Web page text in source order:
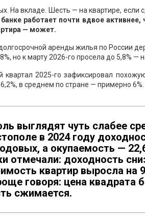
На вкладе. Шесть — на квартире, если
работает почти вдвое
— может.
аренды жилья по России
но к марту 2026-го просела до 5,8%
квартал 2025-го зафиксировал
в среднем по стране — примерно 6%.
выглядят чуть слабее
в 2024 году
а окупаемость —
отмечали: доходность
квартир выросла на
говоря: цена квадрата
сжимается.